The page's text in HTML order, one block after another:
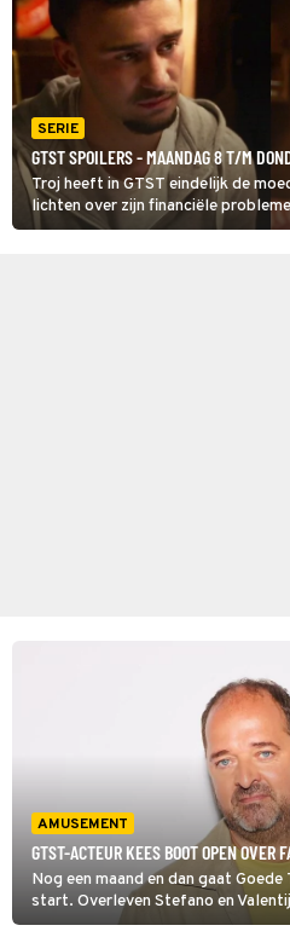
SERIE
GTST SPOILERS - MAANDAG 8 T/M
Troj heeft in GTST eindelijk de
lichten over zijn financiële
vraag. In de week van maandag 8
AMUSEMENT
GTST-ACTEUR KEES BOOT OPEN OVER
Nog een maand en dan gaat
start. Overleven Stefano en
einde aan het leven van een van